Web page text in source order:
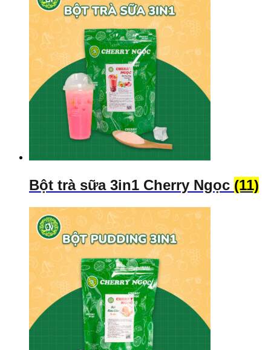
Bột trà sữa 3in1 Cherry Ngọc (11)